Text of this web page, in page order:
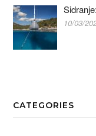
10/03/
CATEGORIES